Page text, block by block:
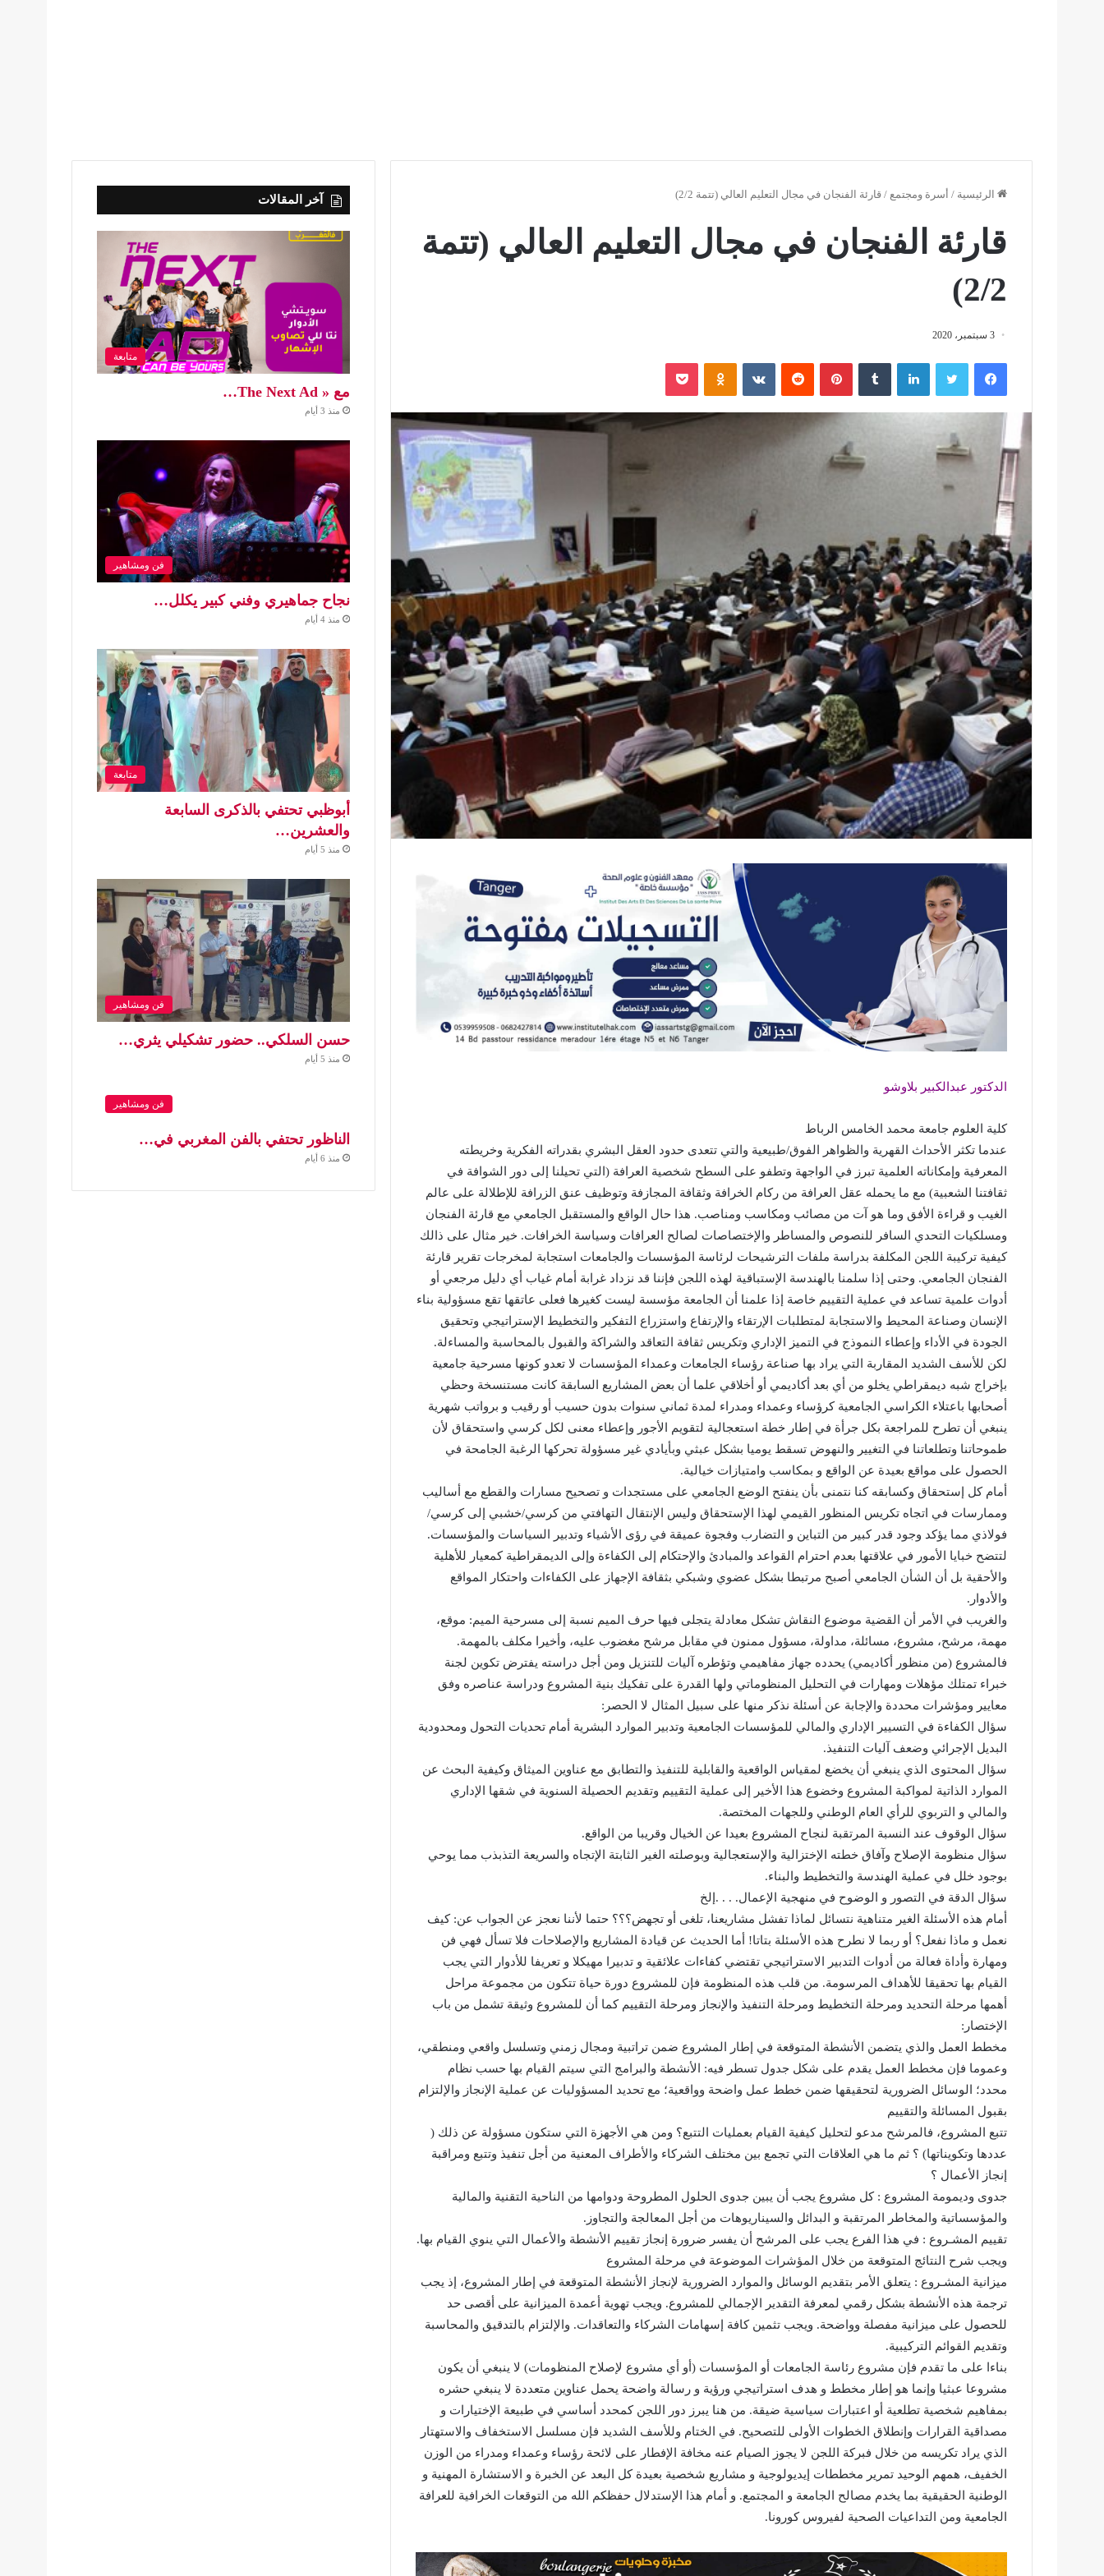
الرئيسية / أسرة ومجتمع / قارئة الفنجان في مجال التعليم العالي (تتمة 2/2)
قارئة الفنجان في مجال التعليم العالي (تتمة
2/2)
3 سبتمبر، 2020
فيسبوك تويتر لينكدإن بينتيريست Odnoklassniki
بوكيت
الدكتور عبدالكبير بلاوشو
كلية العلوم جامعة محمد الخامس الرباط
عندما تكثر الأحداث القهرية والظواهر الفوق/طبيعية والتي تتعدى حدود العقل البشري بقدراته الفكرية وخريطته
المعرفية وإمكاناته العلمية تبرز في الواجهة وتطفو على السطح شخصية العرافة (التي تحيلنا إلى دور الشوافة في
ثقافتنا الشعبية) مع ما يحمله عقل العرافة من ركام الخرافة وثقافة المجازفة وتوظيف عنق الزرافة للإطلالة على عالم
الغيب و قراءة الأفق وما هو آت من مصائب ومكاسب ومناصب. هذا حال الواقع والمستقبل الجامعي مع قارئة الفنجان
ومسلكيات التحدي السافر للنصوص والمساطر والإختصاصات لصالح العرافات وسياسة الخرافات. خير مثال على ذالك
كيفية تركيبة اللجن المكلفة بدراسة ملفات الترشيحات لرئاسة المؤسسات والجامعات استجابة لمخرجات تقرير قارئة
الفنجان الجامعي. وحتى إذا سلمنا بالهندسة الإستباقية لهذه اللجن فإننا قد نزداد غرابة أمام غياب أي دليل مرجعي أو
أدوات علمية تساعد في عملية التقييم خاصة إذا علمنا أن الجامعة مؤسسة ليست كغيرها فعلى عاتقها تقع مسؤولية بناء
الإنسان وصناعة المحيط والاستجابة لمتطلبات الإرتقاء والإرتفاع واستزراع التفكير والتخطيط الإستراتيجي وتحقيق
الجودة في الأداء وإعطاء النموذج في التميز الإداري وتكريس ثقافة التعاقد والشراكة والقبول بالمحاسبة والمساءلة.
لكن للأسف الشديد المقاربة التي يراد بها صناعة رؤساء الجامعات وعمداء المؤسسات لا تعدو كونها مسرحية جامعية
بإخراج شبه ديمقراطي يخلو من أي بعد أكاديمي أو أخلاقي علما أن بعض المشاريع السابقة كانت مستنسخة وحظي
أصحابها باعتلاء الكراسي الجامعية كرؤساء وعمداء ومدراء لمدة ثماني سنوات بدون حسيب أو رقيب و برواتب شهرية
ينبغي أن تطرح للمراجعة بكل جرأة في إطار خطة استعجالية لتقويم الأجور وإعطاء معنى لكل كرسي واستحقاق لأن
طموحاتنا وتطلعاتنا في التغيير والنهوض تسقط يوميا بشكل عبثي وبأيادي غير مسؤولة تحركها الرغبة الجامحة في
الحصول على مواقع بعيدة عن الواقع و بمكاسب وامتيازات خيالية.
أمام كل إستحقاق وكسابقه كنا نتمنى بأن ينفتح الوضع الجامعي على مستجدات و تصحيح مسارات والقطع مع أساليب
وممارسات في اتجاه تكريس المنظور القيمي لهذا الإستحقاق وليس الإنتقال التهافتي من كرسي/خشبي إلى كرسي/
فولاذي مما يؤكد وجود قدر كبير من التباين و التضارب وفجوة عميقة في رؤى الأشياء وتدبير السياسات والمؤسسات.
لتتضح خبايا الأمور في علاقتها بعدم احترام القواعد والمبادئ والإحتكام إلى الكفاءة وإلى الديمقراطية كمعيار للأهلية
والأحقية بل أن الشأن الجامعي أصبح مرتبطا بشكل عضوي وشبكي بثقافة الإجهاز على الكفاءات واحتكار المواقع
والأدوار.
والغريب في الأمر أن القضية موضوع النقاش تشكل معادلة يتجلى فيها حرف الميم نسبة إلى مسرحية الميم: موقع،
مهمة، مرشح، مشروع، مسائلة، مداولة، مسؤول ممنون في مقابل مرشح مغضوب عليه، وأخيرا مكلف بالمهمة.
فالمشروع (من منظور أكاديمي) يحدده جهاز مفاهيمي وتؤطره آليات للتنزيل ومن أجل دراسته يفترض تكوين لجنة
خبراء تمتلك مؤهلات ومهارات في التحليل المنظوماتي ولها القدرة على تفكيك بنية المشروع ودراسة عناصره وفق
معايير ومؤشرات محددة والإجابة عن أسئلة نذكر منها على سبيل المثال لا الحصر:
سؤال الكفاءة في التسيير الإداري والمالي للمؤسسات الجامعية وتدبير الموارد البشرية أمام تحديات التحول ومحدودية
البديل الإجرائي وضعف آليات التنفيذ.
سؤال المحتوى الذي ينبغي أن يخضع لمقياس الواقعية والقابلية للتنفيذ والتطابق مع عناوين الميثاق وكيفية البحث عن
الموارد الذاتية لمواكبة المشروع وخضوع هذا الأخير إلى عملية التقييم وتقديم الحصيلة السنوية في شقها الإداري
والمالي و التربوي للرأي العام الوطني وللجهات المختصة.
سؤال الوقوف عند النسبة المرتقبة لنجاح المشروع بعيدا عن الخيال وقريبا من الواقع.
سؤال منظومة الإصلاح وآفاق خطته الإختزالية والإستعجالية وبوصلته الغير الثابتة الإتجاه والسريعة التذبذب مما يوحي
بوجود خلل في عملية الهندسة والتخطيط والبناء.
سؤال الدقة في التصور و الوضوح في منهجية الإعمال. . . .إلخ
أمام هذه الأسئلة الغير متناهية نتسائل لماذا تفشل مشاريعنا، تلغى أو تجهض؟؟؟ حتما لأننا نعجز عن الجواب عن: كيف
نعمل و ماذا نفعل؟ أو ربما لا نطرح هذه الأسئلة بتاتا! أما الحديث عن قيادة المشاريع والإصلاحات فلا تسأل فهي فن
ومهارة وأداة فعالة من أدوات التدبير الاستراتيجي تقتضي كفاءات علائقية و تدبيرا مهيكلا و تعريفا للأدوار التي يجب
القيام بها تحقيقا للأهداف المرسومة. من قلب هذه المنظومة فإن للمشروع دورة حياة تتكون من مجموعة مراحل
أهمها مرحلة التحديد ومرحلة التخطيط ومرحلة التنفيذ والإنجاز ومرحلة التقييم كما أن للمشروع وثيقة تشمل من باب
الإختصار:
مخطط العمل والذي يتضمن الأنشطة المتوقعة في إطار المشروع ضمن تراتبية ومجال زمني وتسلسل واقعي ومنطقي،
وعموما فإن مخطط العمل يقدم على شكل جدول تسطر فيه: الأنشطة والبرامج التي سيتم القيام بها حسب نظام
محدد؛ الوسائل الضرورية لتحقيقها ضمن خطط عمل واضحة وواقعية؛ مع تحديد المسؤوليات عن عملية الإنجاز والإلتزام
بقبول المسائلة والتقييم
تتبع المشروع، فالمرشح مدعو لتحليل كيفية القيام بعمليات التتبع؟ ومن هي الأجهزة التي ستكون مسؤولة عن ذلك (
عددها وتكويناتها) ؟ ثم ما هي العلاقات التي تجمع بين مختلف الشركاء والأطراف المعنية من أجل تنفيذ وتتبع ومراقبة
إنجاز الأعمال ؟
جدوى وديمومة المشروع : كل مشروع يجب أن يبين جدوى الحلول المطروحة ودوامها من الناحية التقنية والمالية
والمؤسساتية والمخاطر المرتقبة و البدائل والسيناريوهات من أجل المعالجة والتجاوز.
تقييم المشـروع : في هذا الفرع يجب على المرشح أن يفسر ضرورة إنجاز تقييم الأنشطة والأعمال التي ينوي القيام بها.
ويجب شرح النتائج المتوقعة من خلال المؤشرات الموضوعة في مرحلة المشروع
ميزانية المشـروع : يتعلق الأمر بتقديم الوسائل والموارد الضرورية لإنجاز الأنشطة المتوقعة في إطار المشروع، إذ يجب
ترجمة هذه الأنشطة بشكل رقمي لمعرفة التقدير الإجمالي للمشروع. ويجب تهوية أعمدة الميزانية على أقصى حد
للحصول على ميزانية مفصلة وواضحة. ويجب تثمين كافة إسهامات الشركاء والتعاقدات. والإلتزام بالتدقيق والمحاسبة
وتقديم القوائم التركيبية.
بناءا على ما تقدم فإن مشروع رئاسة الجامعات أو المؤسسات (أو أي مشروع لإصلاح المنظومات) لا ينبغي أن يكون
مشروعا عبثيا وﺇنما هو ﺇطار مخطط و هدف استراتيجي ورؤية و رسالة واضحة يحمل عناوين متعددة لا ينبغي حشره
بمفاهيم شخصية تطلعية أو اعتبارات سياسية ضيقة. من هنا يبرز دور اللجن كمحدد أساسي في طبيعة الإختيارات و
مصداقية القرارات وإنطلاق الخطوات الأولى للتصحيح. في الختام وللأسف الشديد فإن مسلسل الاستخفاف والاستهتار
الذي يراد تكريسه من خلال فبركة اللجن لا يجوز الصيام عنه مخافة الإفطار على لائحة رؤساء وعمداء ومدراء من الوزن
الخفيف، همهم الوحيد تمرير مخططات إيديولوجية و مشاريع شخصية بعيدة كل البعد عن الخبرة و الاستشارة المهنية و
الوطنية الحقيقية بما يخدم مصالح الجامعة و المجتمع. و أمام هذا الإستدلال حفظكم الله من التوقعات الخرافية للعرافة
الجامعية ومن التداعيات الصحية لفيروس كورونا.
آخر المقالات
متابعة
مع « The Next Ad…
منذ 3 أيام
فن ومشاهير
نجاح جماهيري وفني كبير يكلل…
منذ 4 أيام
متابعة
أبوظبي تحتفي بالذكرى السابعة
والعشرين…
منذ 5 أيام
فن ومشاهير
حسن السلكي.. حضور تشكيلي يثري…
منذ 5 أيام
فن ومشاهير
الناظور تحتفي بالفن المغربي في…
منذ 6 أيام